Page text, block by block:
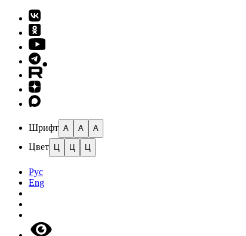
Шрифт A A A
Цвет Ц Ц Ц
Рус
Eng